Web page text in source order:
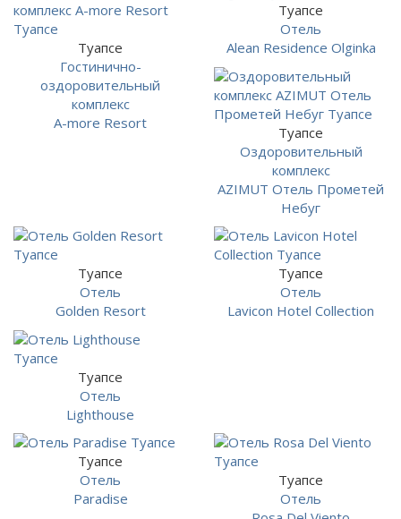
Туапсе
Гостинично-
оздоровительный
комплекс
A-more Resort
Туапсе
Отель
Alean Residence Olginka
Туапсе
Оздоровительный
комплекс
AZIMUT Отель Прометей
Небуг
Туапсе
Отель
Golden Resort
Туапсе
Отель
Lavicon Hotel Collection
Туапсе
Отель
Lighthouse
Туапсе
Отель
Paradise
Туапсе
Отель